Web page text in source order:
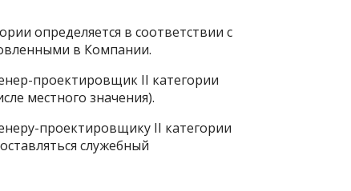
определяется в соответствии с
в Компании.
проектировщик II категории
местного значения).
проектировщику II категории
служебный